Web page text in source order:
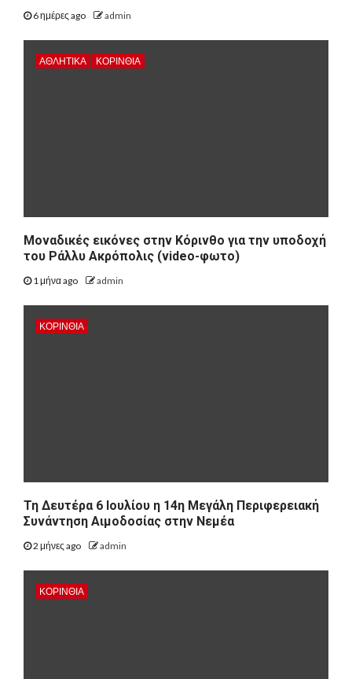
6 ημέρες ago admin
ΑΘΛΗΤΙΚΑ ΚΟΡΙΝΘΊΑ
Μοναδικές εικόνες στην Κόρινθο για την υποδοχή
του Ράλλυ Ακρόπολις (video-φωτο)
1 μήνα ago admin
ΚΟΡΙΝΘΊΑ
Τη Δευτέρα 6 Ιουλίου η 14η Μεγάλη Περιφερειακή
Συνάντηση Αιμοδοσίας στην Νεμέα
2 μήνες ago admin
ΚΟΡΙΝΘΊΑ